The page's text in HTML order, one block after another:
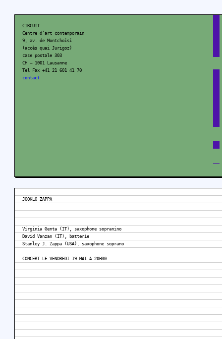
CIRCUIT
Centre d’art contemporain
9, av. de Montchoisi
(accès quai Jurigoz)
case postale 303
CH – 1001 Lausanne
Tel Fax +41 21 601 41 70
contact
JOOKLO ZAPPA
Virginia Genta (IT), saxophone sopranino
David Vanzan (IT), batterie
Stanley J. Zappa (USA), saxophone soprano
CONCERT LE VENDREDI 19 MAI A 20H30